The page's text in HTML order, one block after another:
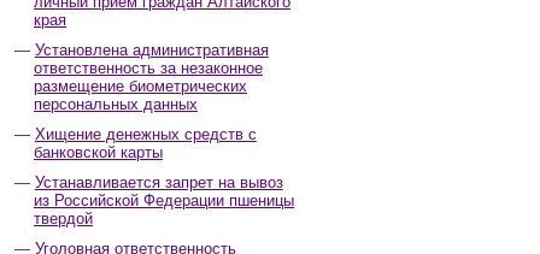
края
Установлена административная
ответственность за незаконное
размещение биометрических
персональных данных
Хищение денежных средств с
банковской карты
Устанавливается запрет на вывоз
из Российской Федерации пшеницы
твердой
Уголовная ответственность